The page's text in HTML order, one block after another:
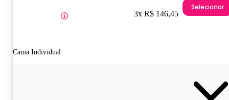
Cama Individual
3x R$ 146,45
Selecionar